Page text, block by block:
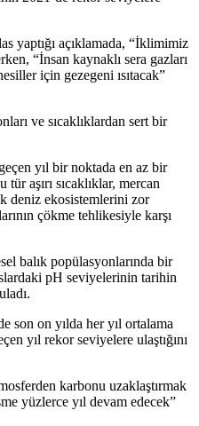
yaptığı açıklamada, “İklimimiz
“İnsan kaynaklı sera gazları
için gezegeni ısıtacak”
ve sıcaklıklardan sert bir
yıl bir noktada en az bir
tür aşırı sıcaklıklar, mercan
deniz ekosistemlerini zor
çökme tehlikesiyle karşı
balık popülasyonlarında bir
pH seviyelerinin tarihin
son on yılda her yıl ortalama
yıl rekor seviyelere ulaştığını
karbonu uzaklaştırmak
yüzlerce yıl devam edecek”